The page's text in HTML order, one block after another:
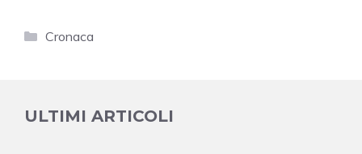
Categorie
Cronaca
ULTIMI ARTICOLI